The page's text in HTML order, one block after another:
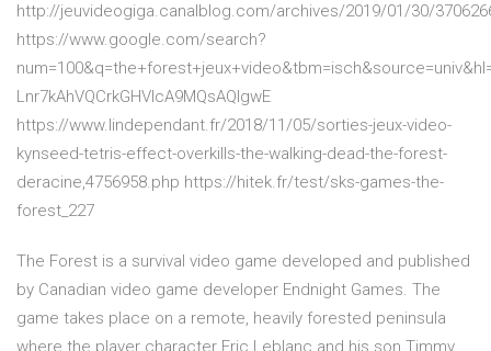
http://jeuvideogiga.canalblog.com/archives/2019/01/30/
https://www.google.com/search?
Lnr7kAhVQCrkGHVlcA9MQsAQIgwE
https://www.lindependant.fr/2018/11/05/sorties-jeux-video-
kynseed-tetris-effect-overkills-the-walking-dead-the-forest-
deracine,4756958.php https://hitek.fr/test/sks-games-the-
forest_227
The Forest is a survival video game developed and published
by Canadian video game developer Endnight Games. The
game takes place on a remote, heavily forested peninsula